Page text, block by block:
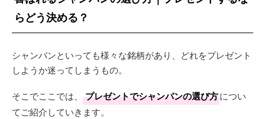
らどう決める？
シャンパンといっても様々な銘柄があり、どれをプレゼント
しようか迷ってしまうもの。
そこでここでは、 プレゼントでシャンパンの選び方につい
てご紹介していきます。